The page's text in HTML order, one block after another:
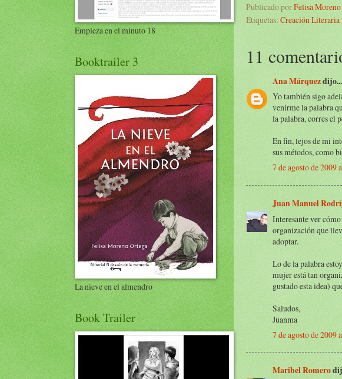
Publicado porFelisa Moreno
Etiquetas: Creación Literaria
11
Ana Márquezdijo...
Yo también sigo
venirme la palabra
la palabra, corres el
En fin, lejos de mi
sus métodos, como
7 de agosto de 2009
Juan Manuel
Interesante ver
organización que
adoptar.
Lo de la palabra
mujer está tan
gustado esta idea)
Saludos,
Juanma
7 de agosto de 2009
Maribel Romero
Empieza en el minuto 18
Booktrailer 3
La nieve en el almendro
Book Trailer